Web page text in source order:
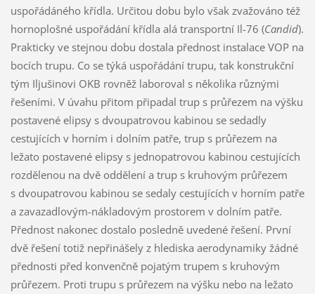
uspořádáného křídla. Určitou dobu bylo však zvažováno též
hornoplošné uspořádání křídla alá transportní Il-76 (Candid).
Prakticky ve stejnou dobu dostala přednost instalace VOP na
bocích trupu. Co se týká uspořádání trupu, tak konstrukční
tým Iljušinovi OKB rovněž laboroval s několika různými
řešeními. V úvahu přitom připadal trup s průřezem na výšku
postavené elipsy s dvoupatrovou kabinou se sedadly
cestujících v horním i dolním patře, trup s průřezem na
ležato postavené elipsy s jednopatrovou kabinou cestujících
rozdělenou na dvě oddělení a trup s kruhovým průřezem
s dvoupatrovou kabinou se sedaly cestujících v horním patře
a zavazadlovým-nákladovým prostorem v dolním patře.
Přednost nakonec dostalo posledně uvedené řešení. První
dvě řešení totiž nepřinášely z hlediska aerodynamiky žádné
přednosti před konvenčně pojatým trupem s kruhovým
průřezem. Proti trupu s průřezem na výšku nebo na ležato